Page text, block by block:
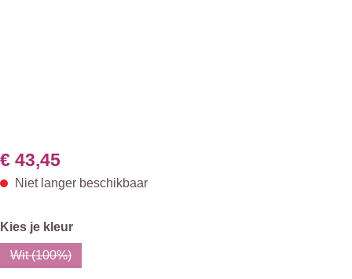
€ 43,45
Niet langer beschikbaar
Selecteer
Kies je kleur
Wit (100%)
(Deze optie is momenteel niet beschikbaar.)